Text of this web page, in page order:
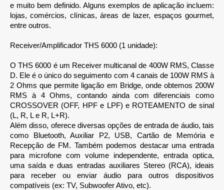
e muito bem definido. Alguns exemplos de aplicação incluem:
lojas, comércios, clínicas, áreas de lazer, espaços gourmet,
entre outros.
Receiver/Amplificador THS 6000 (1 unidade):
O THS 6000 é um Receiver multicanal de 400W RMS, Classe
D. Ele é o único do seguimento com 4 canais de 100W RMS à
2 Ohms que permite ligação em Bridge, onde obtemos 200W
RMS à 4 Ohms, contando ainda com diferenciais como
CROSSOVER (OFF, HPF e LPF) e ROTEAMENTO de sinal
(L, R, L e R, L+R).
Além disso, oferece diversas opções de entrada de áudio, tais
como Bluetooth, Auxiliar P2, USB, Cartão de Memória e
Recepção de FM. Também podemos destacar uma entrada
para microfone com volume independente, entrada optica,
uma saída e duas entradas auxiliares Stereo (RCA), ideais
para receber ou enviar áudio para outros dispositivos
compatíveis (ex: TV, Subwoofer Ativo, etc).